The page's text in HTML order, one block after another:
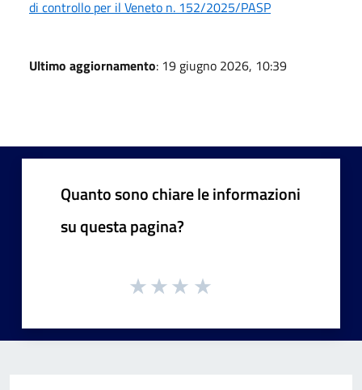
di controllo per il Veneto n. 152/2025/PASP
Ultimo aggiornamento: 19 giugno 2026, 10:39
Quanto sono chiare le informazioni
su questa pagina?